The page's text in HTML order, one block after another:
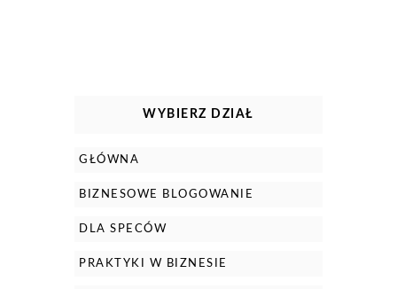
WYBIERZ DZIAŁ
GŁÓWNA
BIZNESOWE BLOGOWANIE
DLA SPECÓW
PRAKTYKI W BIZNESIE